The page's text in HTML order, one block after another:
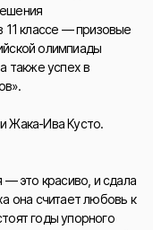
11 классе — призовые
олимпиады
также успех в
Жака-Ива Кусто.
— это красиво, и сдала
она считает любовь к
годы упорного